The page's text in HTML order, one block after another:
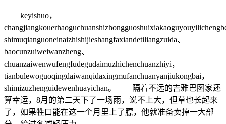
keyishuo，
shimuqianguoneinaizhishijieshangfaxiandetiliangzuida、
baocunzuiweiwanzheng、
chuanzaiwenwufengfudegudaimuzhichenchuanzhiyi，
tianbulewoguoqingdaiwanqidaxingmufanchuanyanjiukongbai，
shimizuzhenguidewenhuayichan。 隔着不远的吉雅巴图家还
算幸运，8月的第二天下了一场雨，说不上大，但草也长起来
了，如果牲口能在这一个月里上了膘，他就准备卖掉一大部